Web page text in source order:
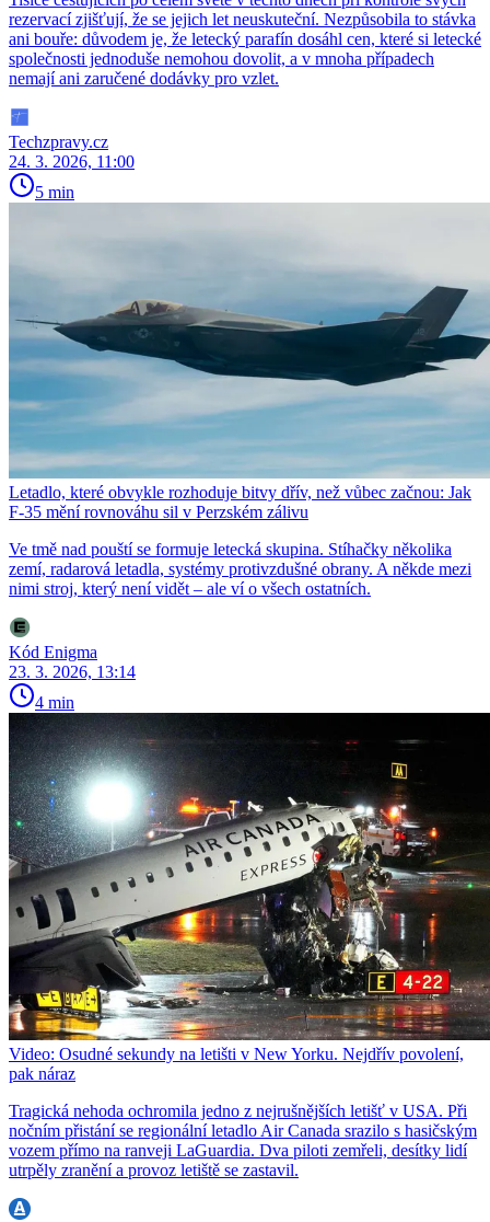
rezervací zjišťují, že se jejich let neuskuteční. Nezpůsobila to stávka
ani bouře: důvodem je, že letecký parafín dosáhl cen, které si letecké
společnosti jednoduše nemohou dovolit, a v mnoha případech
nemají ani zaručené dodávky pro vzlet.
Techzpravy.cz
24. 3. 2026, 11:00
5 min
Letadlo, které obvykle rozhoduje bitvy dřív, než vůbec začnou: Jak
F-35 mění rovnováhu sil v Perzském zálivu
Ve tmě nad pouští se formuje letecká skupina. Stíhačky několika
zemí, radarová letadla, systémy protivzdušné obrany. A někde mezi
nimi stroj, který není vidět – ale ví o všech ostatních.
Kód Enigma
23. 3. 2026, 13:14
4 min
Video: Osudné sekundy na letišti v New Yorku. Nejdřív povolení,
pak náraz
Tragická nehoda ochromila jedno z nejrušnějších letišť v USA. Při
nočním přistání se regionální letadlo Air Canada srazilo s hasičským
vozem přímo na ranveji LaGuardia. Dva piloti zemřeli, desítky lidí
utrpěly zranění a provoz letiště se zastavil.